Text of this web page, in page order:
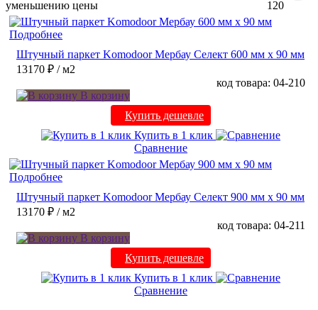
уменьшению цены 120
Подробнее
Штучный паркет Komodoor Мербау Селект 600 мм х 90 мм
13170 ₽ / м2
код товара: 04-210
В корзину
Купить дешевле
Купить в 1 клик
Сравнение
Подробнее
Штучный паркет Komodoor Мербау Селект 900 мм х 90 мм
13170 ₽ / м2
код товара: 04-211
В корзину
Купить дешевле
Купить в 1 клик
Сравнение